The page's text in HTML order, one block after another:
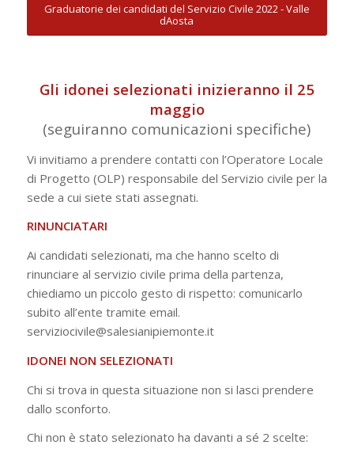
Graduatorie dei candidati del Servizio Civile 2022 - Valle
dAosta
Gli idonei selezionati inizieranno il 25
maggio
(seguiranno comunicazioni specifiche)
Vi invitiamo a prendere contatti con l’Operatore Locale
di Progetto (OLP) responsabile del Servizio civile per la
sede a cui siete stati assegnati.
RINUNCIATARI
Ai candidati selezionati, ma che hanno scelto di
rinunciare al servizio civile prima della partenza,
chiediamo un piccolo gesto di rispetto: comunicarlo
subito all’ente tramite email.
serviziocivile@salesianipiemonte.it
IDONEI NON SELEZIONATI
Chi si trova in questa situazione non si lasci prendere
dallo sconforto.
Chi non è stato selezionato ha davanti a sé 2 scelte: